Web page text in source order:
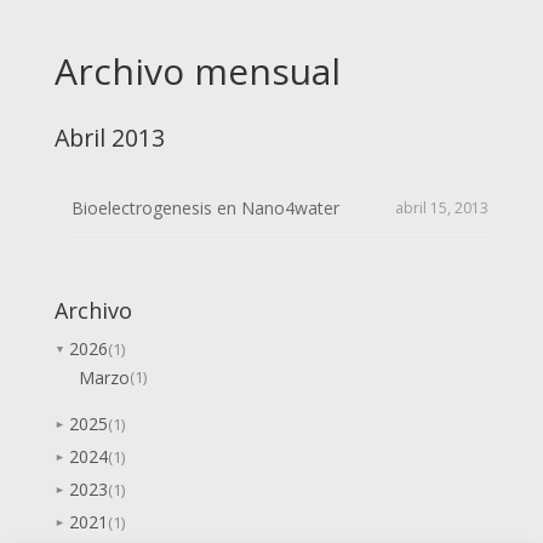
Archivo mensual
Abril 2013
Bioelectrogenesis en Nano4water abril 15, 2013
Archivo
▼ 2026(1)
Marzo(1)
► 2025(1)
► 2024(1)
► 2023(1)
► 2021 (1)